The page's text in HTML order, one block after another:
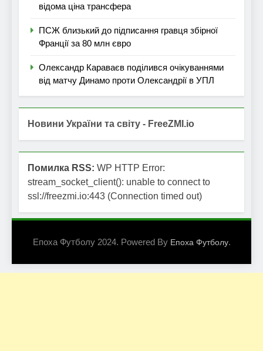
відома ціна трансфера
ПСЖ близький до підписання гравця збірної
Франції за 80 млн євро
Олександр Караваєв поділився очікуваннями
від матчу Динамо проти Олександрії в УПЛ
Новини України та світу - FreeZMI.io
Помилка RSS: WP HTTP Error:
stream_socket_client(): unable to connect to
ssl://freezmi.io:443 (Connection timed out)
Епоха Футболу 2024. Powered By Епоха Футболу.